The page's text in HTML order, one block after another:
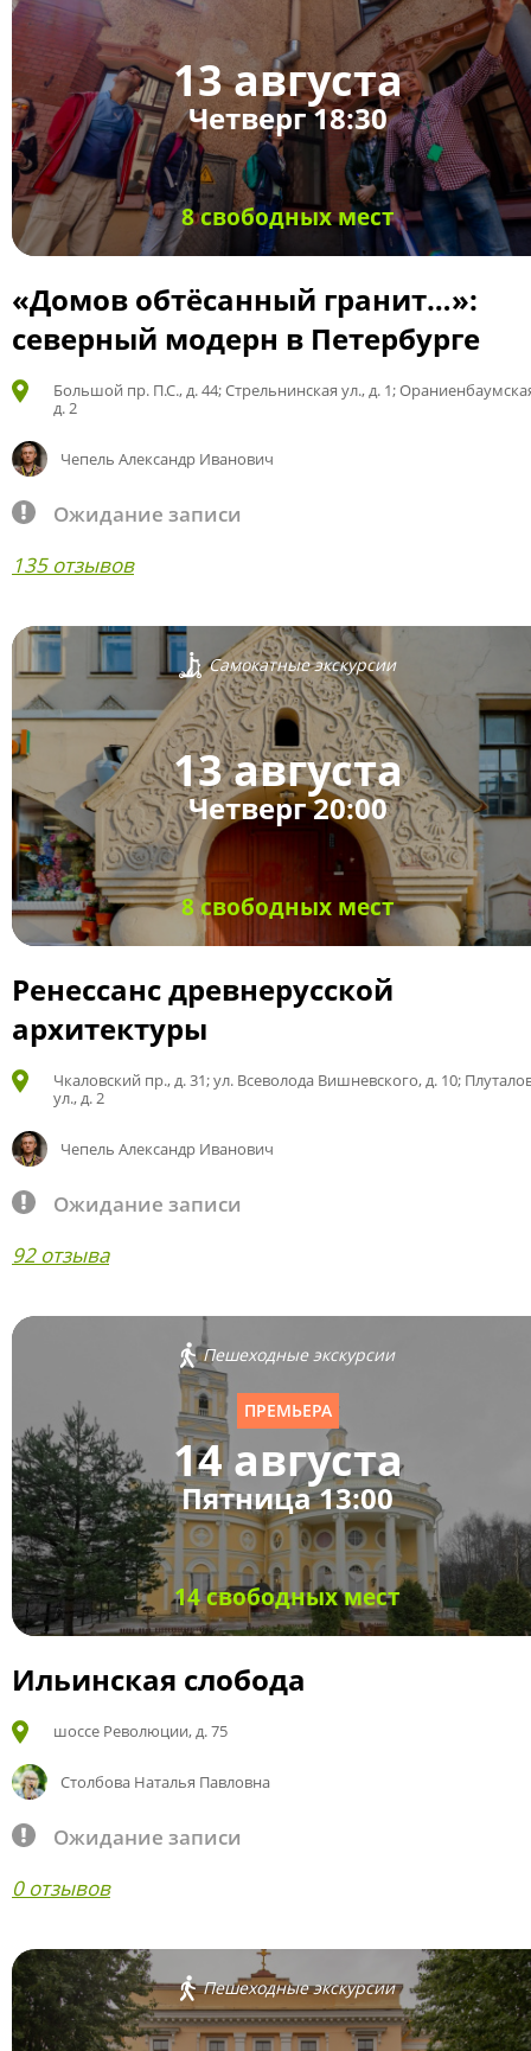
13 августа
Четверг 18:30
8 свободных мест
«Домов обтёсанный гранит…»:
северный модерн в Петербурге
Большой пр. П.С., д. 44; Стрельнинская ул., д. 1;
д. 2
Чепель Александр Иванович
Ожидание записи
135 отзывов
Самокатные экскурсии
13 августа
Четверг 20:00
8 свободных мест
Ренессанс древнерусской
архитектуры
Чкаловский пр., д. 31; ул. Всеволода Вишневского, д. 10;
ул., д. 2
Чепель Александр Иванович
Ожидание записи
92 отзыва
Пешеходные экскурсии
ПРЕМЬЕРА
14 августа
Пятница 13:00
14 свободных мест
Ильинская слобода
шоссе Революции, д. 75
Столбова Наталья Павловна
Ожидание записи
0 отзывов
Пешеходные экскурсии